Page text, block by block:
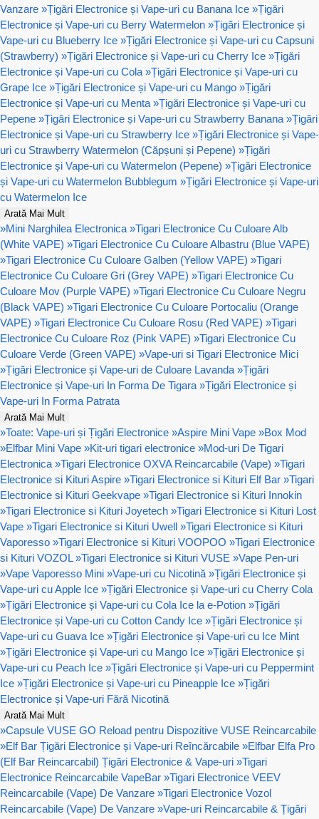
Vanzare »Țigări Electronice și Vape-uri cu Banana Ice »Țigări
Electronice și Vape-uri cu Berry Watermelon »Țigări Electronice și
Vape-uri cu Blueberry Ice »Țigări Electronice și Vape-uri cu Capsuni
(Strawberry) »Țigări Electronice și Vape-uri cu Cherry Ice »Țigări
Electronice și Vape-uri cu Cola »Țigări Electronice și Vape-uri cu
Grape Ice »Țigări Electronice și Vape-uri cu Mango »Țigări
Electronice și Vape-uri cu Menta »Țigări Electronice și Vape-uri cu
Pepene »Țigări Electronice și Vape-uri cu Strawberry Banana »Țigări
Electronice și Vape-uri cu Strawberry Ice »Țigări Electronice și Vape-
uri cu Strawberry Watermelon (Căpșuni și Pepene) »Țigări
Electronice și Vape-uri cu Watermelon (Pepene) »Țigări Electronice
și Vape-uri cu Watermelon Bubblegum »Țigări Electronice și Vape-uri
cu Watermelon Ice
Arată Mai Mult
»Mini Narghilea Electronica »Tigari Electronice Cu Culoare Alb
(White VAPE) »Tigari Electronice Cu Culoare Albastru (Blue VAPE)
»Tigari Electronice Cu Culoare Galben (Yellow VAPE) »Tigari
Electronice Cu Culoare Gri (Grey VAPE) »Tigari Electronice Cu
Culoare Mov (Purple VAPE) »Tigari Electronice Cu Culoare Negru
(Black VAPE) »Tigari Electronice Cu Culoare Portocaliu (Orange
VAPE) »Tigari Electronice Cu Culoare Rosu (Red VAPE) »Tigari
Electronice Cu Culoare Roz (Pink VAPE) »Tigari Electronice Cu
Culoare Verde (Green VAPE) »Vape-uri si Tigari Electronice Mici
»Țigări Electronice și Vape-uri de Culoare Lavanda »Țigări
Electronice și Vape-uri In Forma De Tigara »Țigări Electronice și
Vape-uri In Forma Patrata
Arată Mai Mult
»Toate: Vape-uri și Țigări Electronice »Aspire Mini Vape »Box Mod
»Elfbar Mini Vape »Kit-uri tigari electronice »Mod-uri De Tigari
Electronica »Tigari Electronice OXVA Reincarcabile (Vape) »Tigari
Electronice si Kituri Aspire »Tigari Electronice si Kituri Elf Bar »Tigari
Electronice si Kituri Geekvape »Tigari Electronice si Kituri Innokin
»Tigari Electronice si Kituri Joyetech »Tigari Electronice si Kituri Lost
Vape »Tigari Electronice si Kituri Uwell »Tigari Electronice si Kituri
Vaporesso »Tigari Electronice si Kituri VOOPOO »Tigari Electronice
si Kituri VOZOL »Tigari Electronice si Kituri VUSE »Vape Pen-uri
»Vape Vaporesso Mini »Vape-uri cu Nicotină »Țigări Electronice și
Vape-uri cu Apple Ice »Țigări Electronice și Vape-uri cu Cherry Cola
»Țigări Electronice și Vape-uri cu Cola Ice la e-Potion »Țigări
Electronice și Vape-uri cu Cotton Candy Ice »Țigări Electronice și
Vape-uri cu Guava Ice »Țigări Electronice și Vape-uri cu Ice Mint
»Țigări Electronice și Vape-uri cu Mango Ice »Țigări Electronice și
Vape-uri cu Peach Ice »Țigări Electronice și Vape-uri cu Peppermint
Ice »Țigări Electronice și Vape-uri cu Pineapple Ice »Țigări
Electronice și Vape-uri Fără Nicotină
Arată Mai Mult
»Capsule VUSE GO Reload pentru Dispozitive VUSE Reincarcabile
»Elf Bar Țigări Electronice și Vape-uri Reîncărcabile »Elfbar Elfa Pro
(Elf Bar Reincarcabil) Țigări Electronice & Vape-uri »Tigari
Electronice Reincarcabile VapeBar »Tigari Electronice VEEV
Reincarcabile (Vape) De Vanzare »Tigari Electronice Vozol
Reincarcabile (Vape) De Vanzare »Vape-uri Reincarcabile & Țigări